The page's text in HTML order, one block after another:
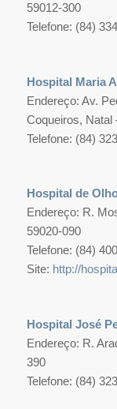
59012-300
Telefone: (84)
Hospital Maria
Endereço: Av.
Coqueiros, Natal
Telefone: (84)
Hospital de
Endereço: R.
59020-090
Telefone: (84)
Site: http://
Hospital José
Endereço: R.
390
Telefone: (84)